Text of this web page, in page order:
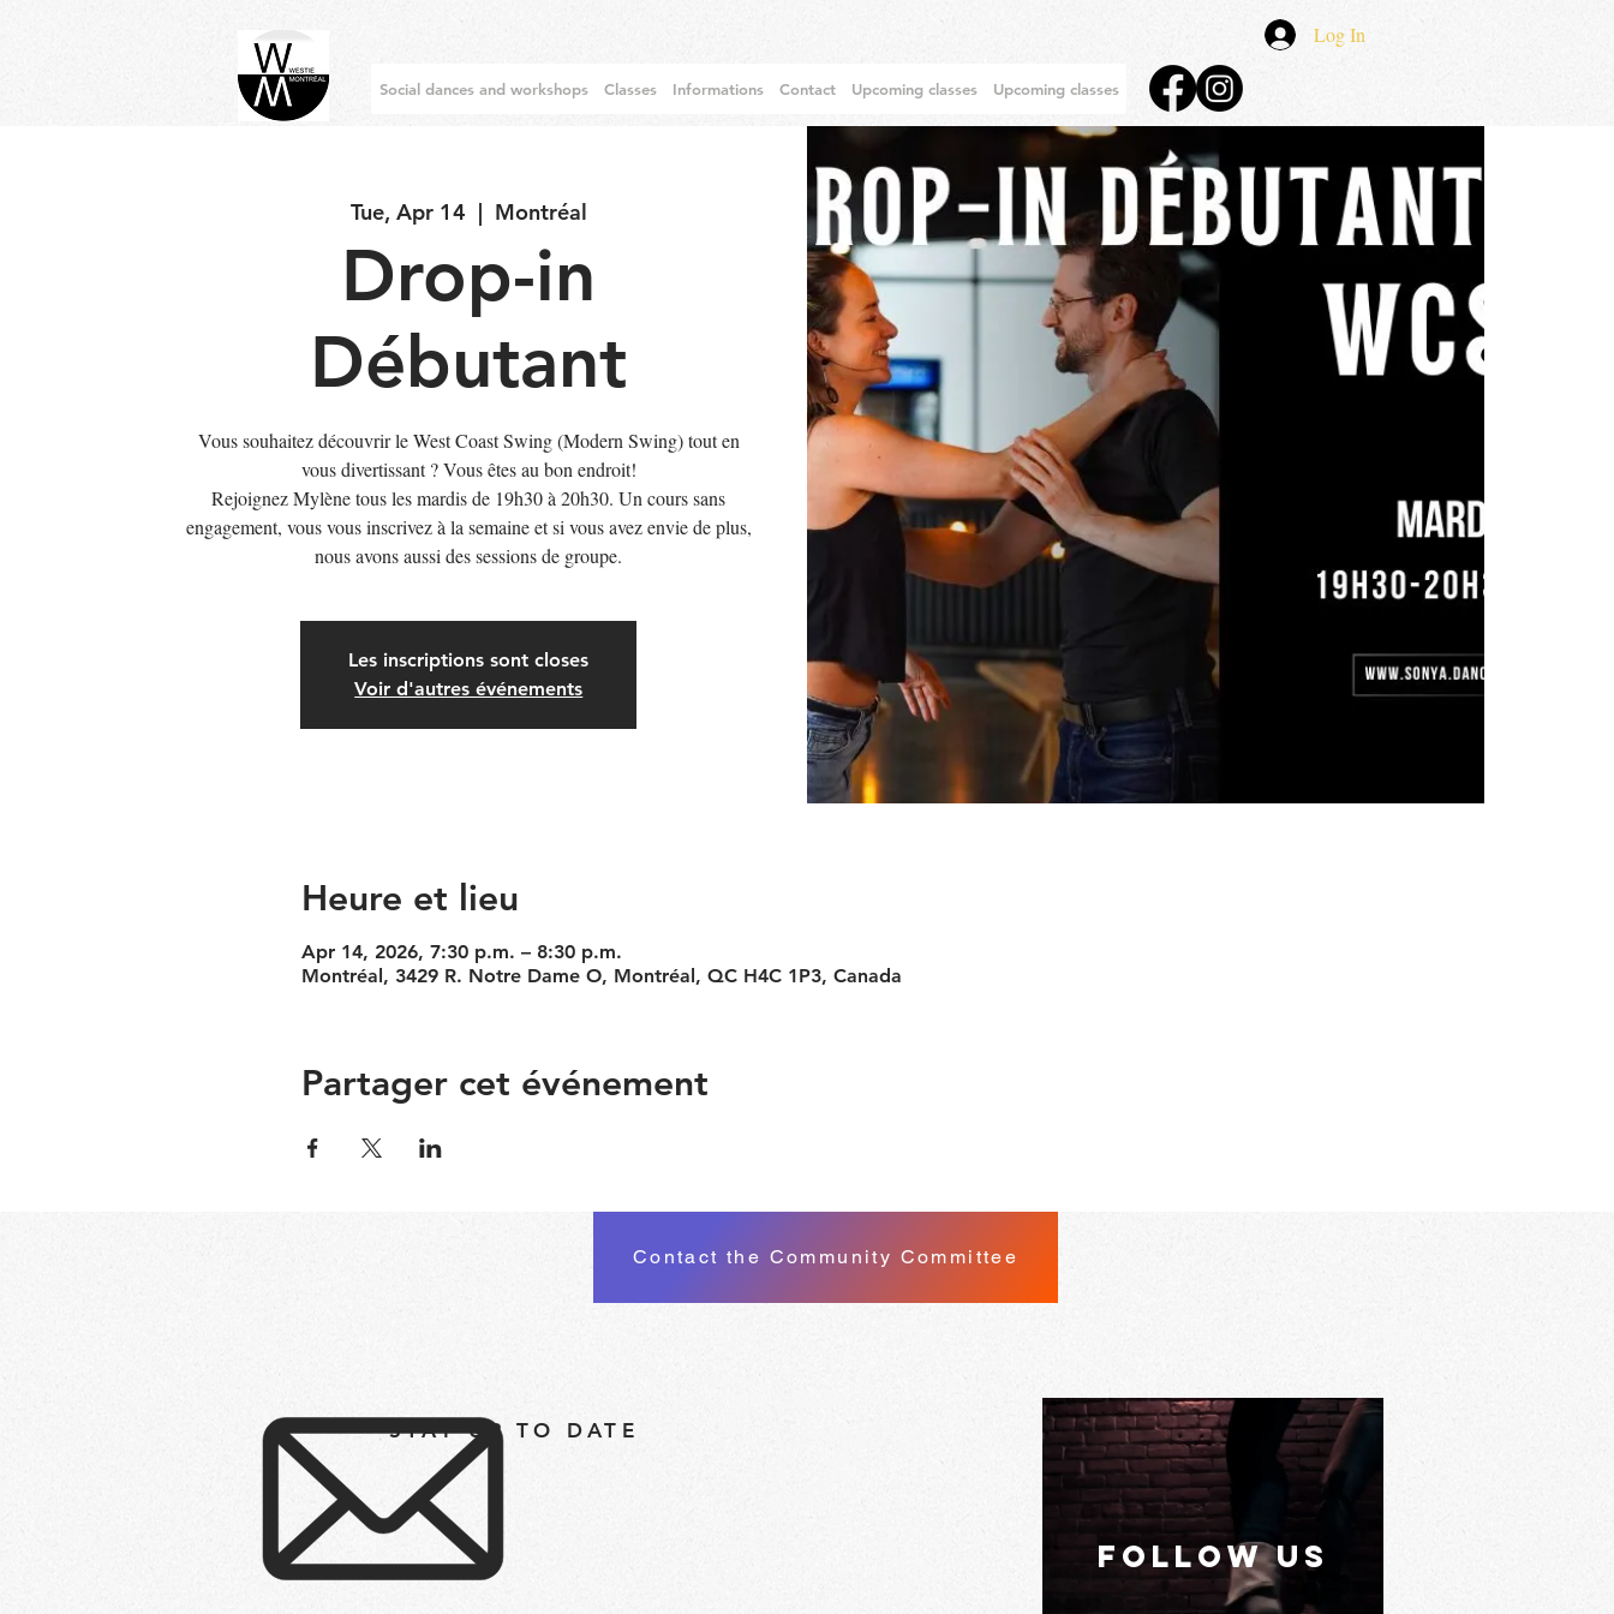
Log In
Social dances and workshops Classes Informations Contact Upcoming classes Upcoming classes
Tue, Apr 14
  |
Montréal
Drop-in
Débutant
Vous souhaitez découvrir le West Coast Swing (Modern Swing) tout en
vous divertissant ? Vous êtes au bon endroit!
Rejoignez Mylène tous les mardis de 19h30 à 20h30. Un cours sans
engagement, vous vous inscrivez à la semaine et si vous avez envie de plus,
nous avons aussi des sessions de groupe.
Les inscriptions sont closes
Voir d'autres événements
Heure et lieu
Apr 14, 2026, 7:30 p.m. – 8:30 p.m.
Montréal, 3429 R. Notre Dame O, Montréal, QC H4C 1P3, Canada
Partager cet événement
Contact the Community Committee
STAY UP TO DATE
FOLLOW US